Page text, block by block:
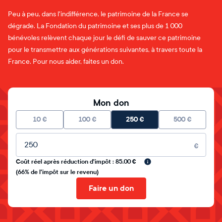
Peu à peu, dans l'indifférence, le patrimoine de la France se
dégrade. La Fondation du patrimoine et ses plus de 1 000
bénévoles relèvent chaque jour le défi de sauver ce patrimoine
pour le transmettre aux générations suivantes, à travers toute la
France. Pour nous aider, faites un don.
Mon don
10 € 100 € 250€ 500 €
Montant libre
€
Coût réel après réduction d'impôt : 85.00 €
(66% de l'impôt sur le revenu)
Faire un don